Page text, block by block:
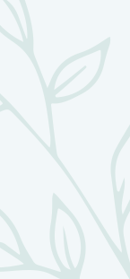
вы